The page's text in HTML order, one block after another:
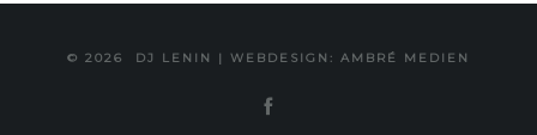
© 2026 DJ LENIN | WEBDESIGN: AMBRÉ MEDIEN